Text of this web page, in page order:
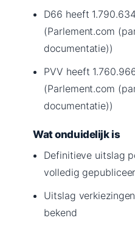
D66 heeft
(Parlement.com
documentatie))
PVV heeft
(Parlement.com
documentatie))
Wat onduidelijk is
Definitieve uitslag
volledig
Uitslag
bekend